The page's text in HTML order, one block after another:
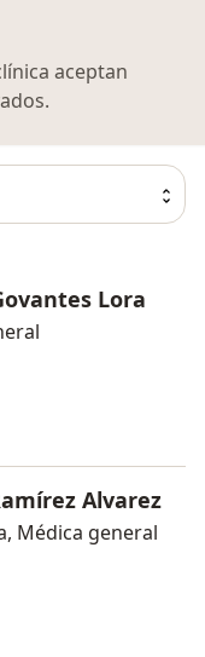
aceptan
Lora
Alvarez
Médica general